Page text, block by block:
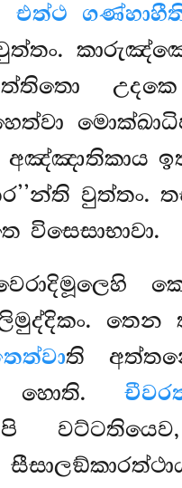
එත්ථ
අඤ්ඤාතිකාය
විසෙසාභාවා.
ති
හොති.